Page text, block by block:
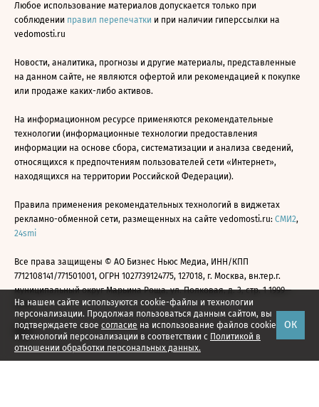
На нашем сайте используются cookie-файлы и технологии
персонализации. Продолжая пользоваться данным сайтом, вы
подтверждаете свое согласие на использование файлов cookie
и технологий персонализации в соответствии с Политикой в
отношении обработки персональных данных.
ОК
Любое использование материалов допускается только при
соблюдении правил перепечатки и при наличии гиперссылки на
vedomosti.ru
Новости, аналитика, прогнозы и другие материалы, представленные
на данном сайте, не являются офертой или рекомендацией к покупке
или продаже каких-либо активов.
На информационном ресурсе применяются рекомендательные
технологии (информационные технологии предоставления
информации на основе сбора, систематизации и анализа сведений,
относящихся к предпочтениям пользователей сети «Интернет»,
находящихся на территории Российской Федерации).
Правила применения рекомендательных технологий в виджетах
рекламно-обменной сети, размещенных на сайте vedomosti.ru: СМИ2,
24smi
Все права защищены © АО Бизнес Ньюс Медиа, ИНН/КПП
7712108141/771501001, ОГРН 1027739124775, 127018, г. Москва, вн.тер.г.
муниципальный округ Марьина Роща, ул. Полковая, д. 3, стр. 1 1999—
2026